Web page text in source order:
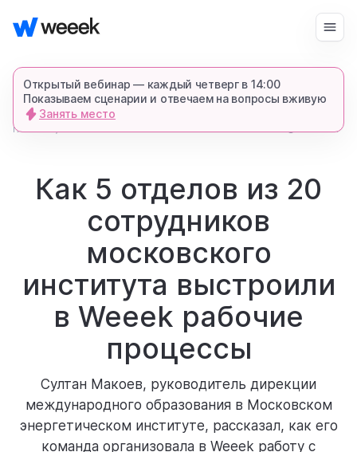
Открытый вебинар — каждый четверг в 14:00
Показываем сценарии и отвечаем на вопросы вживую
Занять место
продукт
для кого
ресурсы
запросить демонстрацию
Войти Начать бесплатно
главная блог 3510 3 мин.
Как 5 отделов из 20
сотрудников
московского
института выстроили
в Weeek рабочие
процессы
Султан Макоев, руководитель дирекции
международного образования в Московском
энергетическом институте, рассказал, как его
команда организовала в Weeek работу с